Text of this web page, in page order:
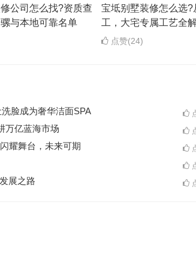
公司怎么找?资质查
与本地可靠名单
宝坻别墅装修怎么选?
工，大宅专属工艺全
点赞(24)
脸成为奢华洁面SPA
万亿蓝海市场
耀舞台，未来可期
展之路